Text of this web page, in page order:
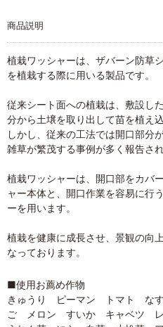
商品説明
植栽ワッシャーは、ザバーン防草
を植栽する際に用いる製品です。
従来シート面への植栽は、敷設し
分から土壌を取り出して苗を植え
しかし、従来の工法では開口部分
雑草が繁茂する事例が多く報告され
植栽ワッシャーは、開口部をカバ
ャー本体と、開口作業を容易に行
ーを用います。
植栽を健康に成長させ、景観の向
なっております。
■使用お薦め作物
きゅうり ピーマン トマト な
ご メロン すいか キャベツ